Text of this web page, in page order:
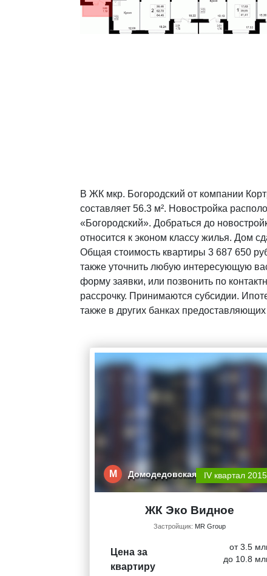
В ЖК мкр. Богородский от компании
составляет 56.3 м². Новостройка
«Богородский». Добраться до
относится к эконом классу жилья. Дом
Общая стоимость квартиры 3 687 650
также уточнить любую интересующую
форму заявки, или позвонить по
рассрочку. Принимаются субсидии.
также в других банках
М Домодедовская IV квартал 2015
ЖК Эко Видное
Застройщик: MR Group
Цена за
квартиру
от 3.5
до 10.8